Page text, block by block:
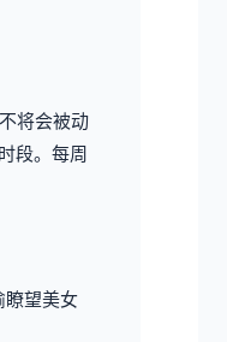
将会被动
段。 每周
瞭望美女